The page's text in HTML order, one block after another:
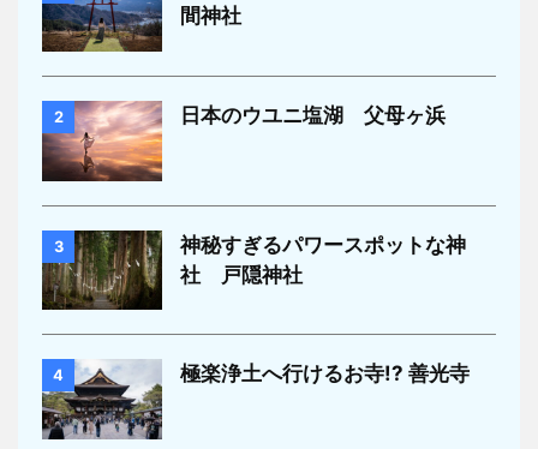
間神社
2 日本のウユニ塩湖 父母ヶ浜
3
神秘すぎるパワースポットな神
社 戸隠神社
4 極楽浄土へ行けるお寺!? 善光寺